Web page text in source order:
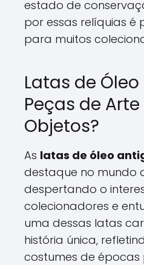
estado de
por essas relíquias é
para muitos
Latas de
Peças de
Objetos?
As latas de óleo
destaque no mundo
despertando o
colecionadores e
uma dessas latas
história única,
costumes de épocas